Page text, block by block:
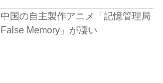
中国の自主製作アニメ「記憶管理局
False Memory」が凄い